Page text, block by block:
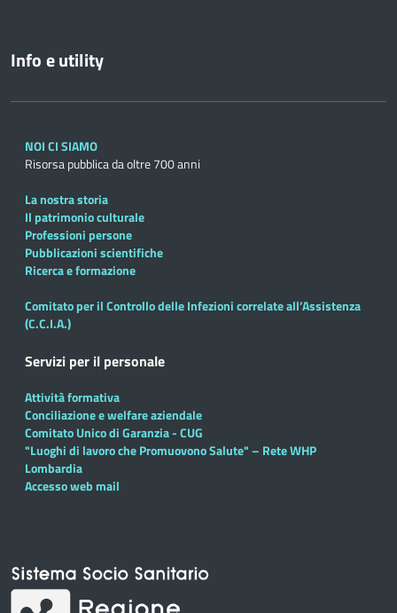
Info e utility
NOI CI SIAMO
Risorsa pubblica da oltre 700 anni
La nostra storia
Il patrimonio culturale
Professioni persone
Pubblicazioni scientifiche
Ricerca e formazione
Comitato per il Controllo delle Infezioni correlate all’Assistenza
(C.C.I.A.)
Servizi per il personale
Attività formativa
Conciliazione e welfare aziendale
Comitato Unico di Garanzia - CUG
"Luoghi di lavoro che Promuovono Salute" – Rete WHP
Lombardia
Accesso web mail